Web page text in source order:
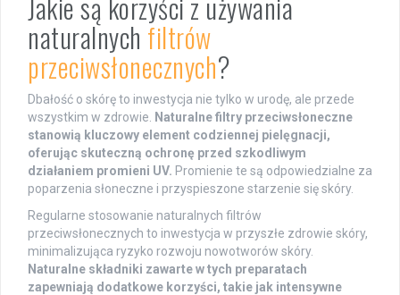
naturalnych filtrów
przeciwsłonecznych?
Dbałość o skórę to inwestycja nie tylko w urodę, ale przede
wszystkim w zdrowie. Naturalne filtry przeciwsłoneczne
stanowią kluczowy element codziennej pielęgnacji,
oferując skuteczną ochronę przed szkodliwym
działaniem promieni UV. Promienie te są odpowiedzialne za
poparzenia słoneczne i przyspieszone starzenie się skóry.
Regularne stosowanie naturalnych filtrów
przeciwsłonecznych to inwestycja w przyszłe zdrowie skóry,
minimalizująca ryzyko rozwoju nowotworów skóry.
Naturalne składniki zawarte w tych preparatach
zapewniają dodatkowe korzyści, takie jak intensywne